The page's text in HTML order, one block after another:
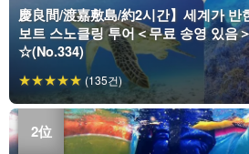
慶良間/渡嘉敷島/約2시간】세계가
보트 스노클링 투어＜무료 송영 있음
☆(No.334)
(135건)